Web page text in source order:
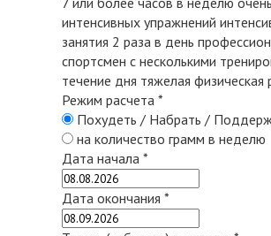
интенсивных упражнений
занятия 2 раза в день
спортсмен с несколькими
течение дня тяжелая физическая
Режим расчета *
Похудеть / Набрать /
на количество грамм в неделю
Дата начала *
Дата окончания *